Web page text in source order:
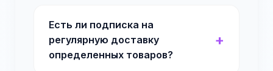
Есть ли подписка на
регулярную доставку
определенных товаров?